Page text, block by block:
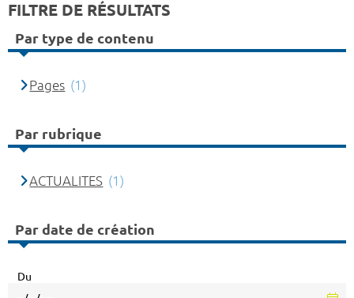
FILTRE DE RÉSULTATS
Par type de contenu
Pages (1)
Par rubrique
ACTUALITES (1)
Par date de création
Du